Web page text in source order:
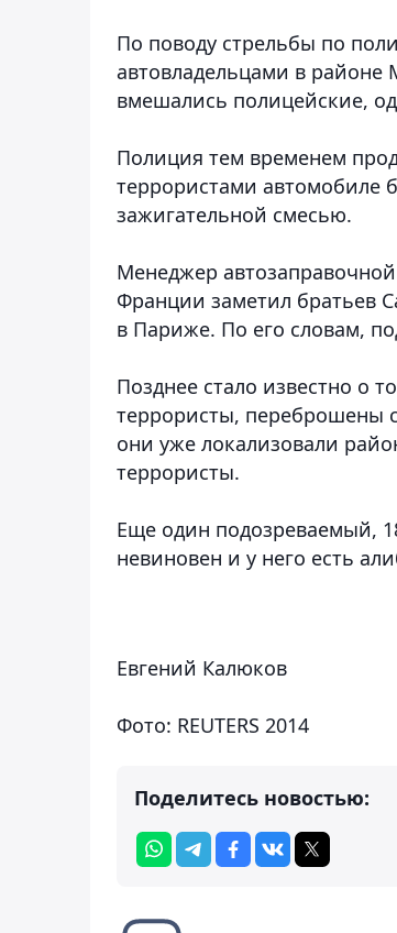
По поводу стрельбы по
автовладельцами в районе
вмешались полицейские,
Полиция тем временем
террористами автомобиле
зажигательной смесью.
Менеджер
Франции заметил братьев
в Париже. По его словам,
Позднее стало известно о
террористы, переброшены
они уже локализовали
террористы.
Еще один подозреваемый,
невиновен и у него есть
Евгений Калюков
Фото: REUTERS 2014
Поделитесь новостью: